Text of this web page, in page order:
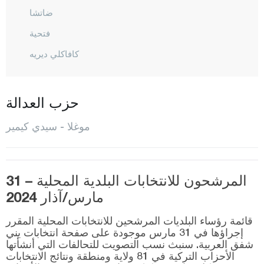
ضاتشا
فتحية
كافاكلي ديريه
مرمريس
ميلاس
سيدي كيمير
أولا
يطاغان
موش
حزب العدالة
موغلا - سيدي كيمير
المرشحون للانتخابات البلدية المحلية – 31
مارس/آذار 2024
قائمة رؤساء البلديات المرشحين للانتخابات المحلية المقرر
إجراؤها في 31 مارس موجودة على صفحة انتخابات يني
شفق العربية. سنبث نسب التصويت للتحالفات التي أنشأتها
الأحزاب التركية في 81 ولاية ومنطقة ونتائج الانتخابات